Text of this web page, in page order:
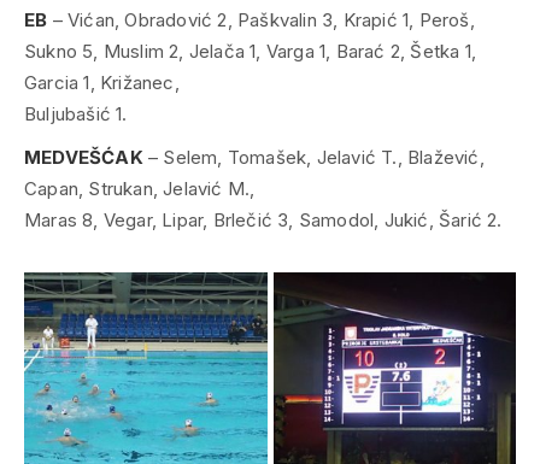
EB – Vićan, Obradović 2, Paškvalin 3, Krapić 1, Peroš,
Sukno 5, Muslim 2, Jelača 1, Varga 1, Barać 2, Šetka 1,
Garcia 1, Križanec,
Buljubašić 1.
MEDVEŠĆAK– Selem, Tomašek, Jelavić T., Blažević,
Capan, Strukan, Jelavić M.,
Maras 8, Vegar, Lipar, Brlečić 3, Samodol, Jukić, Šarić 2.